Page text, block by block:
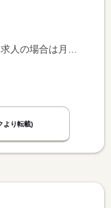
合は時間額を表示しています。
より転載)